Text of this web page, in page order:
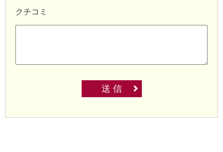
クチコミ
送 信